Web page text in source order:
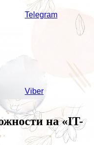
Telegram
Viber
на «IT-